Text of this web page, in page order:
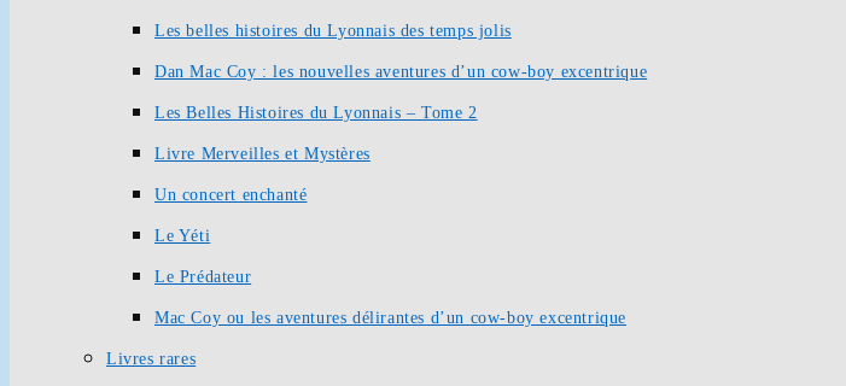
Les belles histoires du Lyonnais des temps jolis
Dan Mac Coy : les nouvelles aventures d’un cow-boy excentrique
Les Belles Histoires du Lyonnais – Tome 2
Livre Merveilles et Mystères
Un concert enchanté
Le Yéti
Le Prédateur
Mac Coy ou les aventures délirantes d’un cow-boy excentrique
Livres rares